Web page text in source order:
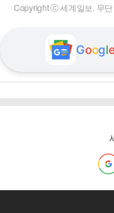
Copyright ⓒ 세계일보. 무단
Googl